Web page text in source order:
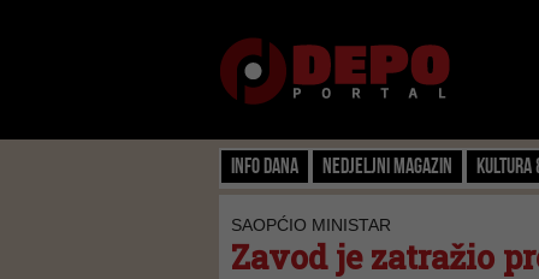
Info dana Nedjeljni magazin Kultura
SAOPĆIO MINISTAR
Zavod je zatražio